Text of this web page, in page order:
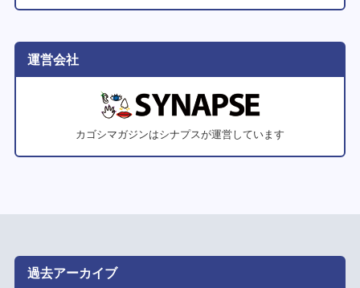
運営会社
カゴシマガジンはシナプスが運営しています
過去アーカイブ